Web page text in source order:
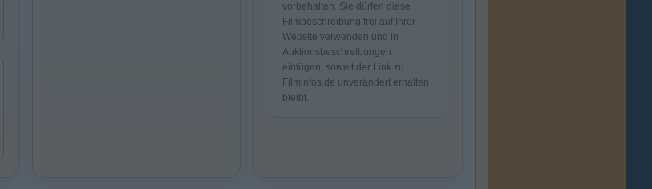
vorbehalten. Sie dürfen diese
Filmbeschreibung frei auf Ihrer
Website verwenden und in
Auktionsbeschreibungen
einfügen, soweit der Link zu
Filminfos.de unverändert erhalten
bleibt.